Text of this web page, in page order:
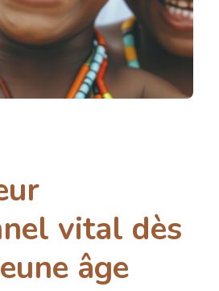
vital dès
âge